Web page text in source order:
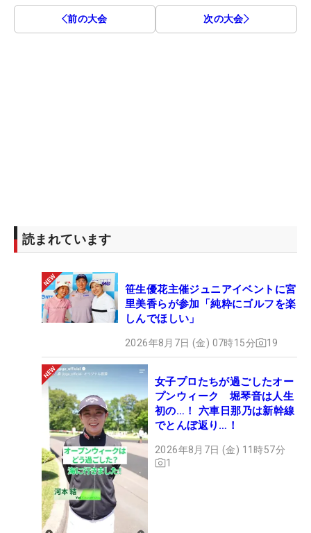
前の大会 次の大会
読まれています
笹生優花主催ジュニアイベントに宮
里美香らが参加「純粋にゴルフを楽
しんでほしい」
2026年8月7日 (金) 07時15分 19
女子プロたちが過ごしたオー
プンウィーク 堀琴音は人生
初の…！ 六車日那乃は新幹線
でとんぼ返り…！
2026年8月7日 (金) 11時57分
1